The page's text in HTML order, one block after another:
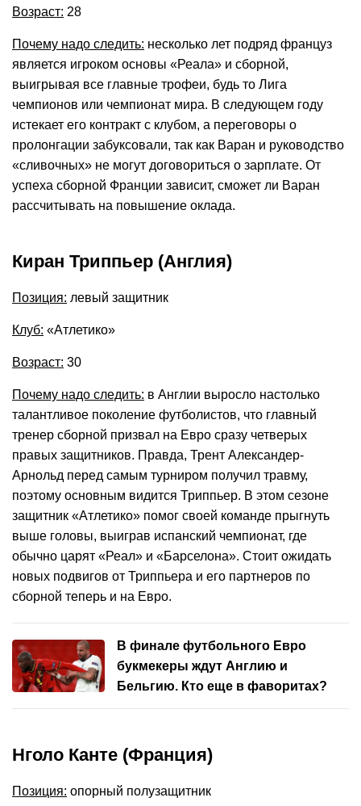
Возраст: 28
Почему надо следить: несколько лет подряд француз
является игроком основы «Реала» и сборной,
выигрывая все главные трофеи, будь то Лига
чемпионов или чемпионат мира. В следующем году
истекает его контракт с клубом, а переговоры о
пролонгации забуксовали, так как Варан и руководство
«сливочных» не могут договориться о зарплате. От
успеха сборной Франции зависит, сможет ли Варан
рассчитывать на повышение оклада.
Киран Триппьер (Англия)
Позиция: левый защитник
Клуб: «Атлетико»
Возраст: 30
Почему надо следить: в Англии выросло настолько
талантливое поколение футболистов, что главный
тренер сборной призвал на Евро сразу четверых
правых защитников. Правда, Трент Александер-
Арнольд перед самым турниром получил травму,
поэтому основным видится Триппьер. В этом сезоне
защитник «Атлетико» помог своей команде прыгнуть
выше головы, выиграв испанский чемпионат, где
обычно царят «Реал» и «Барселона». Стоит ожидать
новых подвигов от Триппьера и его партнеров по
сборной теперь и на Евро.
В финале футбольного Евро
букмекеры ждут Англию и
Бельгию. Кто еще в фаворитах?
Нголо Канте (Франция)
Позиция: опорный полузащитник